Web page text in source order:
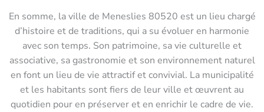
En somme, la ville de Meneslies 80520 est un lieu chargé
d’histoire et de traditions, qui a su évoluer en harmonie
avec son temps. Son patrimoine, sa vie culturelle et
associative, sa gastronomie et son environnement naturel
en font un lieu de vie attractif et convivial. La municipalité
et les habitants sont fiers de leur ville et œuvrent au
quotidien pour en préserver et en enrichir le cadre de vie.